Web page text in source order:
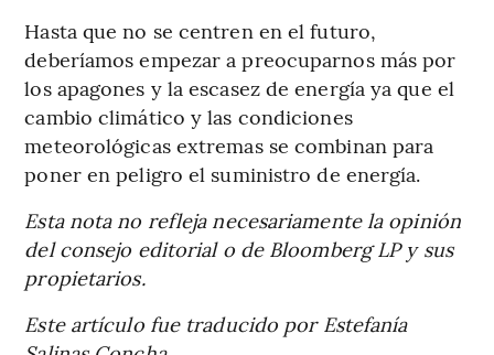
Hasta que no se centren en el futuro,
deberíamos empezar a preocuparnos más por
los apagones y la escasez de energía ya que el
cambio climático y las condiciones
meteorológicas extremas se combinan para
poner en peligro el suministro de energía.
Esta nota no refleja necesariamente la opinión
del consejo editorial o de Bloomberg LP y sus
propietarios.
Este artículo fue traducido por Estefanía